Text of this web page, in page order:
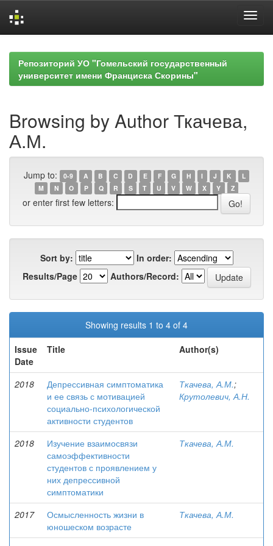
navigationРепозиторий УО "Гомельский государственный
университет имени Франциска Скорины"
Browsing by Author Ткачева,
А.М.
Jump to: 0-9 A B C D E F G H I J K
L
M
N O P Q R S T U V W X Y Z
or enter first few letters:
Sort by:
In order:
Results/Page
Authors/Record:
Showing results 1 to 4 of 4
Issue
Date
Title Author(s)
2018
Депрессивная симптоматика
и ее связь с мотивацией
социально-психологической
активности студентов
Ткачева, А.М.;
Крутолевич, А.Н.
2018
Изучение взаимосвязи
самоэффективности
студентов с проявлением у
них депрессивной
симптоматики
Ткачева, А.М.
2017
Осмысленность жизни в
юношеском возрасте
Ткачева, А.М.